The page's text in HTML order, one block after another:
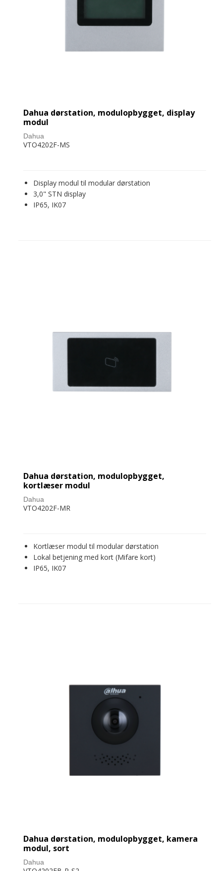
Dahua dørstation, modulopbygget, display
modul
Dahua
VTO4202F-MS
Display modul til modular dørstation
3,0" STN display
IP65, IK07
Dahua dørstation, modulopbygget,
kortlæser modul
Dahua
VTO4202F-MR
Kortlæser modul til modular dørstation
Lokal betjening med kort (Mifare kort)
IP65, IK07
Dahua dørstation, modulopbygget, kamera
modul, sort
Dahua